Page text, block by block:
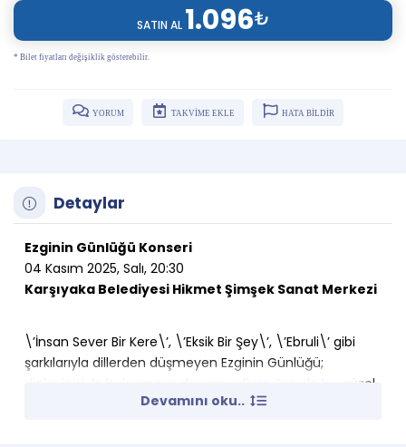
SATIN AL 1.096₺
* Bilet fiyatları değişiklik gösterebilir.
YORUM TAKVİME EKLE HATA BİLDİR
Detaylar
Ezginin Günlüğü Konseri
04 Kasım 2025, Salı, 20:30
Karşıyaka Belediyesi Hikmet Şimşek Sanat Merkezi
\’İnsan Sever Bir Kere\’, \’Eksik Bir Şey\’, \’Ebruli\’ gibi
şarkılarıyla dillerden düşmeyen Ezginin Günlüğü;
dinleyicisiyle buluşmaya devam ediyor. Sen de bu güzel
gecede Ezginin Günlüğü ile eğlenmek istiyorsan bu
Devamını oku..